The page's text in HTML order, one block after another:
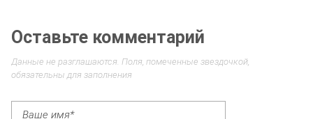
Оставьте комментарий
Данные не разглашаются. Поля, помеченные звездочкой,
обязательны для заполнения